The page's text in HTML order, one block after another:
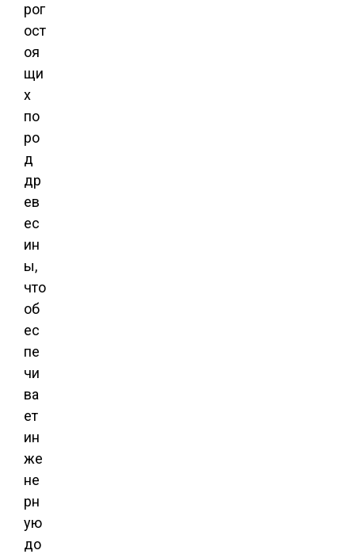
рог
ост
оя
щи
х
по
ро
д
др
ев
ес
ин
ы,
что
об
ес
пе
чи
ва
ет
ин
же
не
рн
ую
до